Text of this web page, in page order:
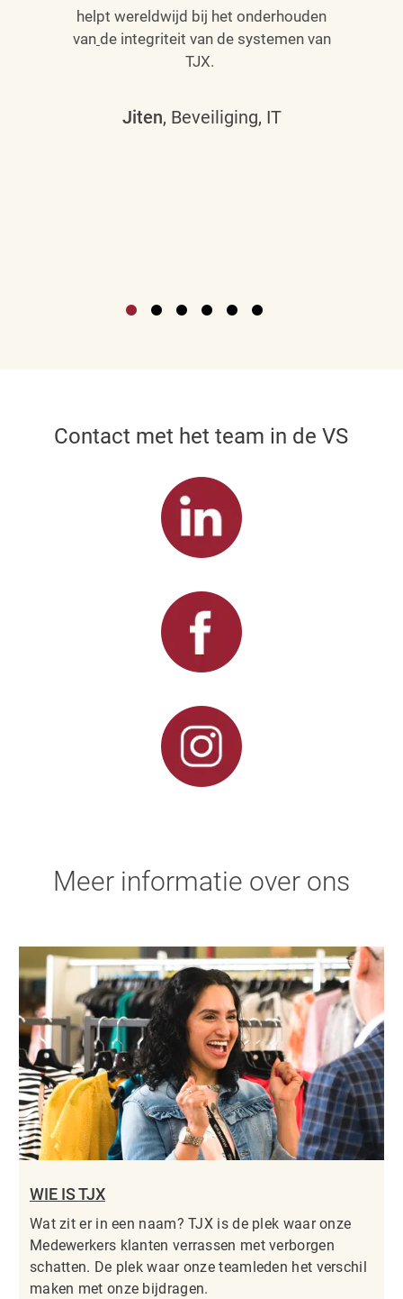
helpt wereldwijd bij het onderhouden
van de integriteit van de systemen van
TJX.
Jiten, Beveiliging, IT
Contact met het team in de VS
Meer informatie over ons
WIE IS TJX
Wat zit er in een naam? TJX is de plek waar onze
Medewerkers klanten verrassen met verborgen
schatten. De plek waar onze teamleden het verschil
maken met onze bijdragen.